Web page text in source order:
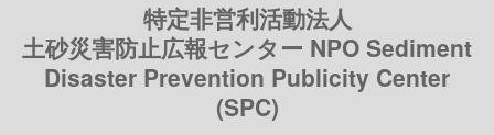
特定非営利活動法人
土砂災害防止広報センター NPO Sediment
Disaster Prevention Publicity Center
(SPC)